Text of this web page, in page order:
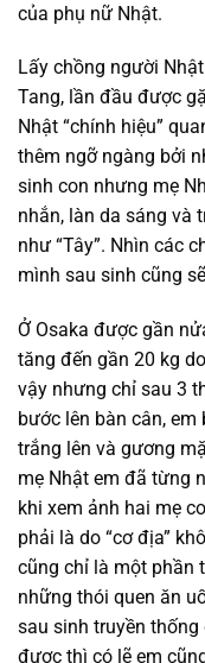
của phụ nữ Nhật.
Lấy chồng người
Tang, lần đầu được
Nhật “chính hiệu”
thêm ngỡ ngàng bởi
sinh con nhưng mẹ
nhắn, làn da sáng và
như “Tây”. Nhìn các
mình sau sinh cũng
Ở Osaka được gần
tăng đến gần 20 kg
vậy nhưng chỉ sau 3
bước lên bàn cân,
trắng lên và gương
mẹ Nhật em đã từng
khi xem ảnh hai mẹ
phải là do “cơ địa”
cũng chỉ là một phần
những thói quen ăn
sau sinh truyền
được thì có lẽ em